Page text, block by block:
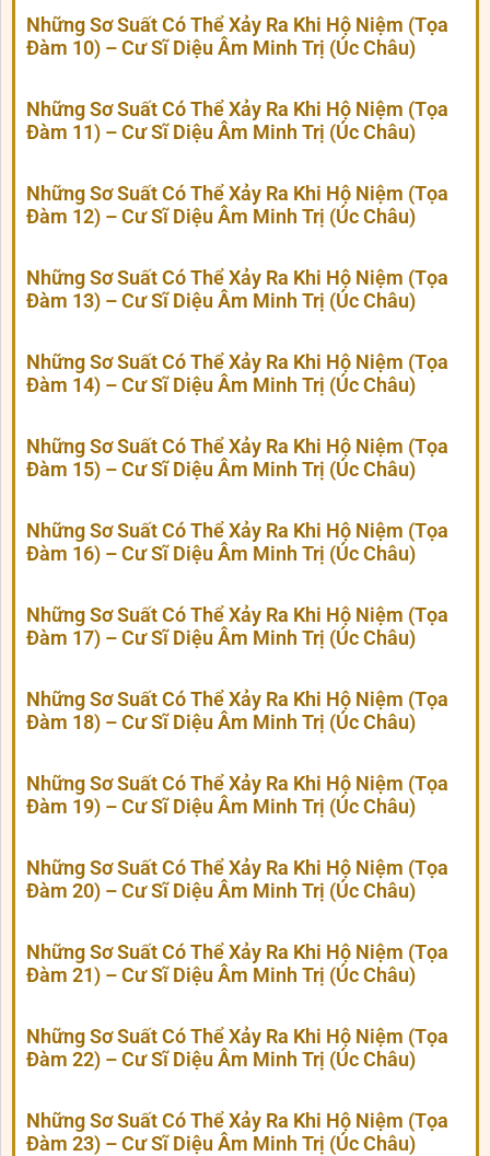
Những Sơ Suất Có Thể Xảy Ra Khi Hộ Niệm (Tọa
Đàm 10) – Cư Sĩ Diệu Âm Minh Trị (Úc Châu)
Những Sơ Suất Có Thể Xảy Ra Khi Hộ Niệm (Tọa
Đàm 11) – Cư Sĩ Diệu Âm Minh Trị (Úc Châu)
Những Sơ Suất Có Thể Xảy Ra Khi Hộ Niệm (Tọa
Đàm 12) – Cư Sĩ Diệu Âm Minh Trị (Úc Châu)
Những Sơ Suất Có Thể Xảy Ra Khi Hộ Niệm (Tọa
Đàm 13) – Cư Sĩ Diệu Âm Minh Trị (Úc Châu)
Những Sơ Suất Có Thể Xảy Ra Khi Hộ Niệm (Tọa
Đàm 14) – Cư Sĩ Diệu Âm Minh Trị (Úc Châu)
Những Sơ Suất Có Thể Xảy Ra Khi Hộ Niệm (Tọa
Đàm 15) – Cư Sĩ Diệu Âm Minh Trị (Úc Châu)
Những Sơ Suất Có Thể Xảy Ra Khi Hộ Niệm (Tọa
Đàm 16) – Cư Sĩ Diệu Âm Minh Trị (Úc Châu)
Những Sơ Suất Có Thể Xảy Ra Khi Hộ Niệm (Tọa
Đàm 17) – Cư Sĩ Diệu Âm Minh Trị (Úc Châu)
Những Sơ Suất Có Thể Xảy Ra Khi Hộ Niệm (Tọa
Đàm 18) – Cư Sĩ Diệu Âm Minh Trị (Úc Châu)
Những Sơ Suất Có Thể Xảy Ra Khi Hộ Niệm (Tọa
Đàm 19) – Cư Sĩ Diệu Âm Minh Trị (Úc Châu)
Những Sơ Suất Có Thể Xảy Ra Khi Hộ Niệm (Tọa
Đàm 20) – Cư Sĩ Diệu Âm Minh Trị (Úc Châu)
Những Sơ Suất Có Thể Xảy Ra Khi Hộ Niệm (Tọa
Đàm 21) – Cư Sĩ Diệu Âm Minh Trị (Úc Châu)
Những Sơ Suất Có Thể Xảy Ra Khi Hộ Niệm (Tọa
Đàm 22) – Cư Sĩ Diệu Âm Minh Trị (Úc Châu)
Những Sơ Suất Có Thể Xảy Ra Khi Hộ Niệm (Tọa
Đàm 23) – Cư Sĩ Diệu Âm Minh Trị (Úc Châu)